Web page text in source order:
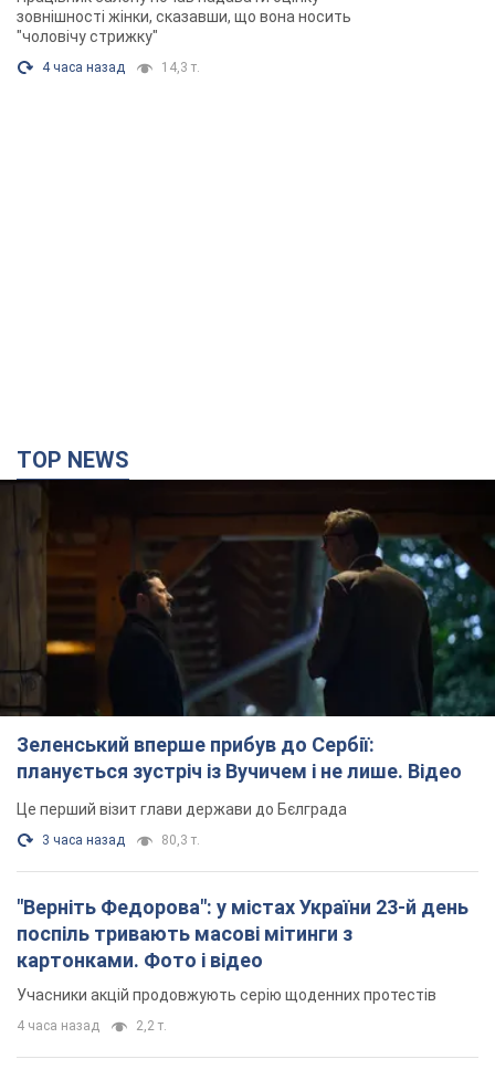
Відео
Водія звільнили після конфлікту з пасажирами
TOP NEWS
Зеленський вперше прибув до Сербії:
планується зустріч із Вучичем і не лише. Відео
Це перший візит глави держави до Бєлграда